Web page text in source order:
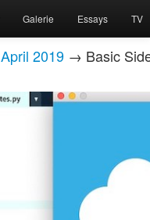
Galerie Essays TV
April 2019 → Basic